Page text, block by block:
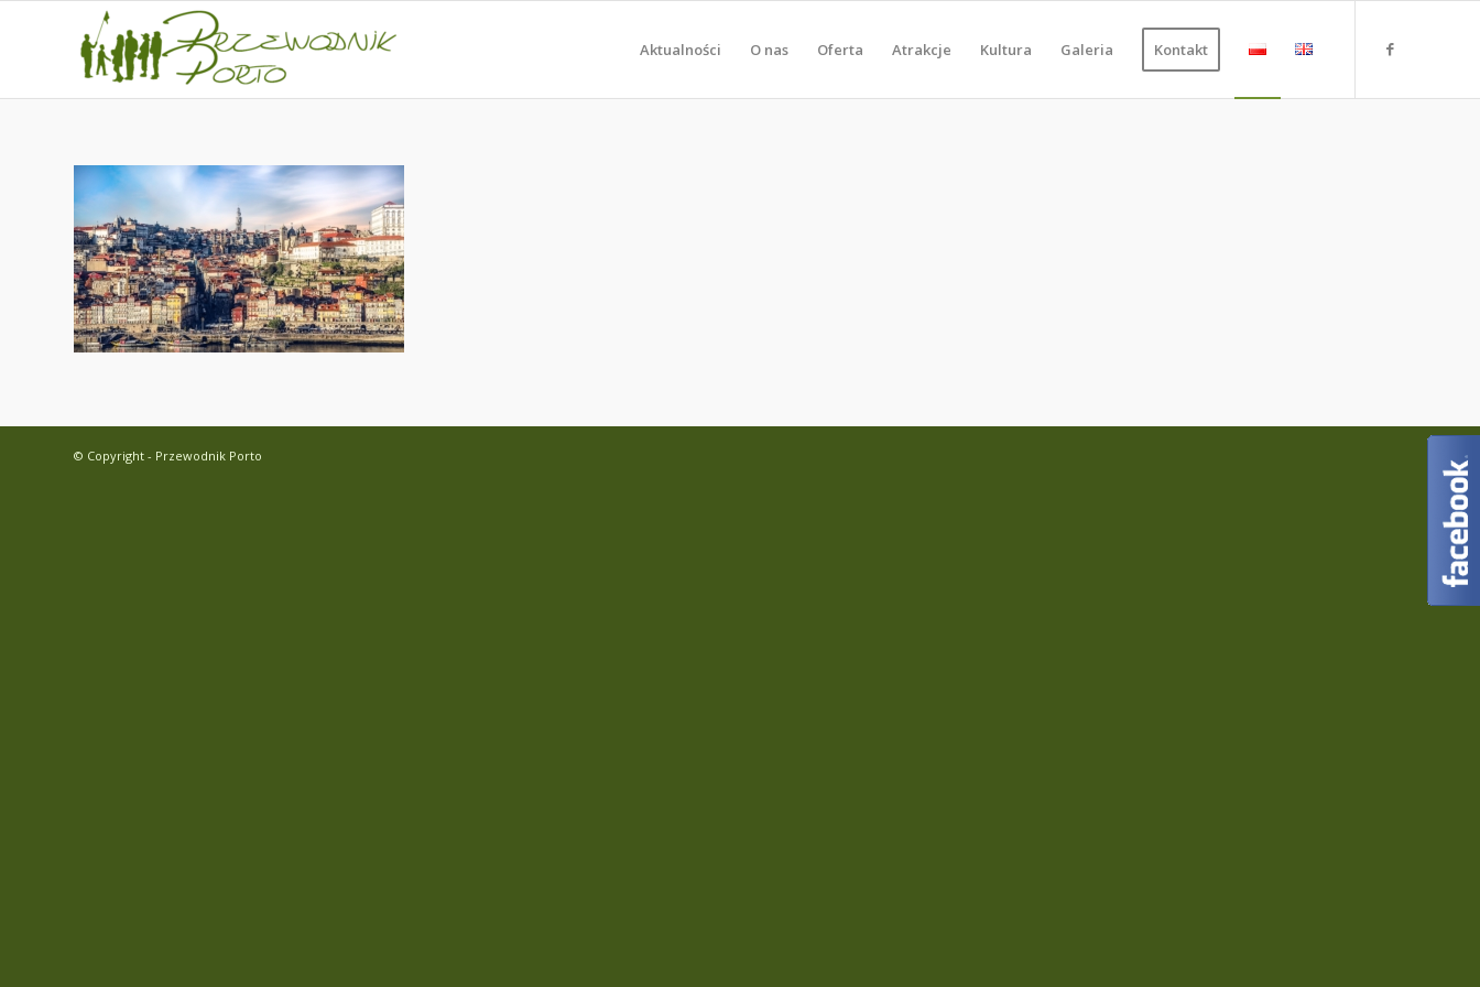
Aktualności O nas Oferta Atrakcje Kultura Galeria Kontakt
© Copyright - Przewodnik Porto